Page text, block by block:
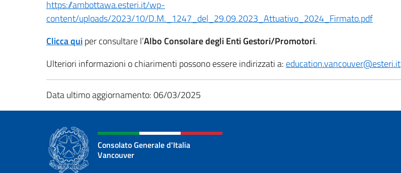
https://ambottawa.esteri.it/wp-
content/uploads/2023/10/D.M._1247_del_29.09.2023_Attuativo_2024_Firmato.pdf
Clicca quiper consultare l’Albo Consolare degli Enti Gestori/Promotori.
Ulteriori informazioni o chiarimenti possono essere indirizzati a: education.vancouver@esteri.it
Data ultimo aggiornamento: 06/03/2025
Consolato Generale d'Italia
Vancouver